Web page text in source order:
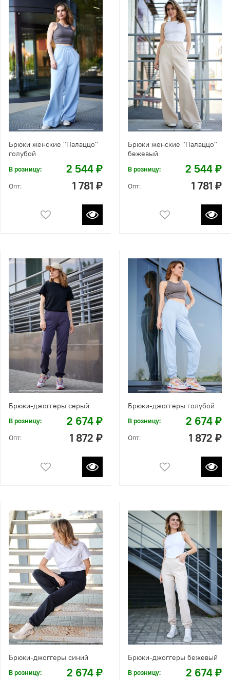
Брюки женские "Палаццо"
голубой
В розницу: 2 544 ₽
Опт: 1 781 ₽
Брюки женские "Палаццо"
бежевый
В розницу: 2 544 ₽
Опт: 1 781 ₽
Брюки-джоггеры серый
В розницу: 2 674 ₽
Опт: 1 872 ₽
Брюки-джоггеры голубой
В розницу: 2 674 ₽
Опт: 1 872 ₽
Брюки-джоггеры синий
В розницу: 2 674 ₽
Брюки-джоггеры бежевый
В розницу: 2 674 ₽